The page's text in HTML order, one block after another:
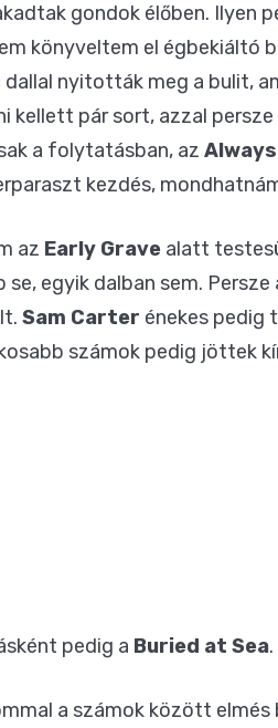
gondok élőben. Ilyen
könyveltem el égbekiáltó
nyitották meg a bulit,
kellett pár sort, azzal
a folytatásban, az Always
kezdés,
az Early Grave alatt
egyik dalban sem.
Sam Carter énekes pedig
számok pedig jöttek
pedig a Buried at Sea.
a számok között elmés